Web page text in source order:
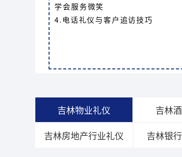
学会服务微笑
4.电话礼仪与客户追访技巧
吉林物业礼仪 吉林
吉林房地产行业礼仪
吉林银